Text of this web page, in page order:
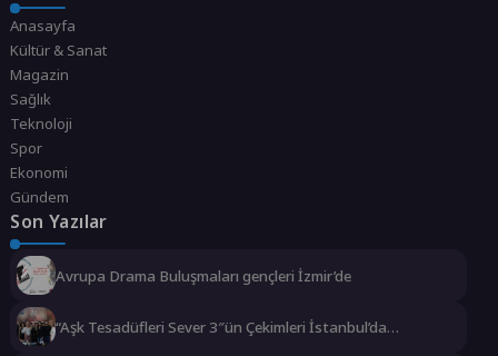
Anasayfa
Kültür & Sanat
Magazin
Sağlık
Teknoloji
Spor
Ekonomi
Gündem
Son Yazılar
Avrupa Drama Buluşmaları gençleri İzmir’de
“Aşk Tesadüfleri Sever 3″ün Çekimleri İstanbul’da